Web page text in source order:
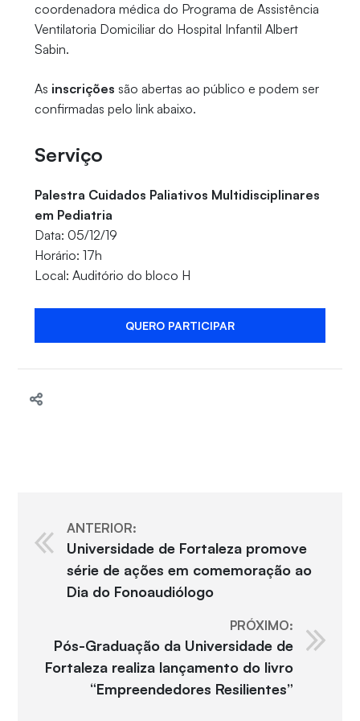
coordenadora médica do Programa de Assistência
Ventilatoria Domiciliar do Hospital Infantil Albert
Sabin.
As inscrições são abertas ao público e podem ser
confirmadas pelo link abaixo.
Serviço
Palestra Cuidados Paliativos Multidisciplinares
em Pediatria
Data: 05/12/19
Horário: 17h
Local: Auditório do bloco H
QUERO PARTICIPAR
ANTERIOR:
Universidade de Fortaleza promove
série de ações em comemoração ao
Dia do Fonoaudiólogo
PRÓXIMO:
Pós-Graduação da Universidade de
Fortaleza realiza lançamento do livro
“Empreendedores Resilientes”